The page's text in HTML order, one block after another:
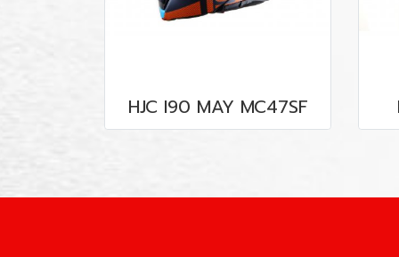
HJC I90 MAY MC47SF